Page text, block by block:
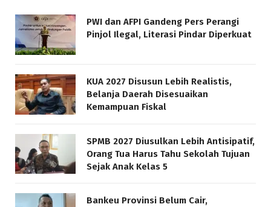
PWI dan AFPI Gandeng Pers Perangi
Pinjol Ilegal, Literasi Pindar Diperkuat
KUA 2027 Disusun Lebih Realistis,
Belanja Daerah Disesuaikan
Kemampuan Fiskal
SPMB 2027 Diusulkan Lebih Antisipatif,
Orang Tua Harus Tahu Sekolah Tujuan
Sejak Anak Kelas 5
Bankeu Provinsi Belum Cair,